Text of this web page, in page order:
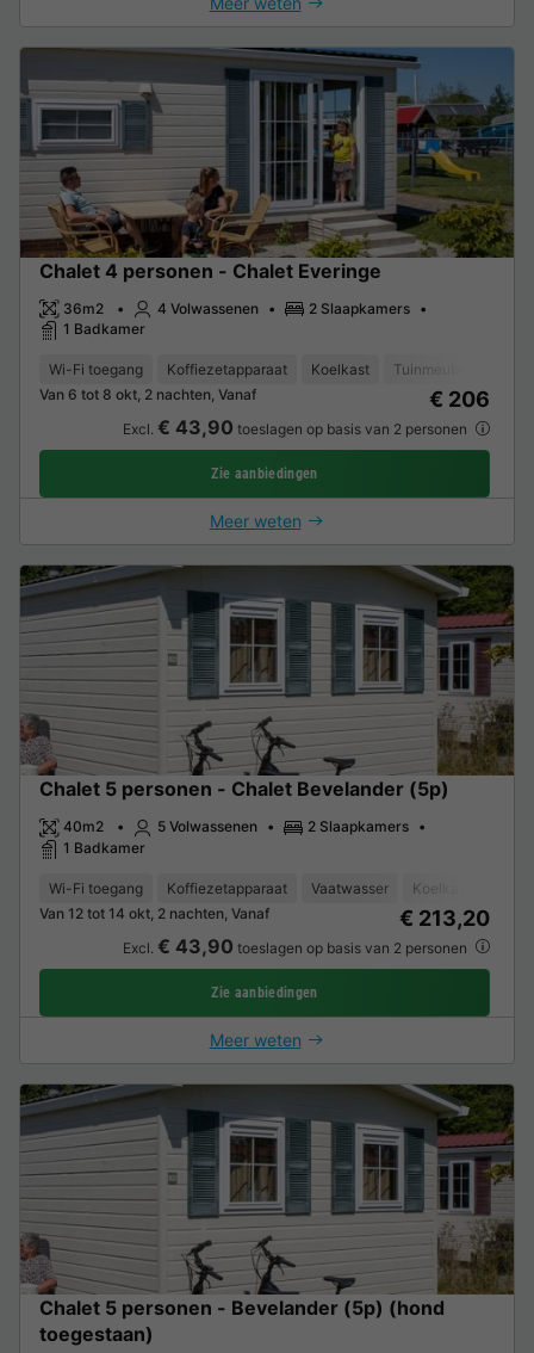
Chalet 4 personen - Chalet Everinge
36m2 4 Volwassenen
2 Slaapkamers
1 Badkamer
Wi-Fi toegang Koffiezetapparaat Koelkast Tuinmeubelen
Van 6 tot 8 okt, 2 nachten, Vanaf
€ 206
Excl. € 43,90 toeslagen op basis van 2 personen
Zie aanbiedingen
Meer weten
Chalet 5 personen - Chalet Bevelander (5p)
40m2 5 Volwassenen
2 Slaapkamers
1 Badkamer
Wi-Fi toegang Koffiezetapparaat Vaatwasser Koelkast
Van 12 tot 14 okt, 2 nachten, Vanaf
€ 213,20
Excl. € 43,90 toeslagen op basis van 2 personen
Zie aanbiedingen
Meer weten
Chalet 5 personen - Bevelander (5p) (hond
toegestaan)